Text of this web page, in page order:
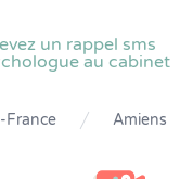
un rappel sms
au cabinet
France Amiens